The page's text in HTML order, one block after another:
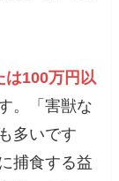
は100万円以
。「害獣な
多いです
捕食する益